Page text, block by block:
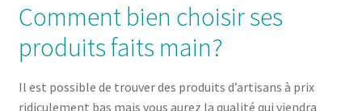
Comment bien choisir ses
produits faits main?
Il est possible de trouver des produits d’artisans à prix
ridiculement bas mais vous aurez la qualité qui viendra